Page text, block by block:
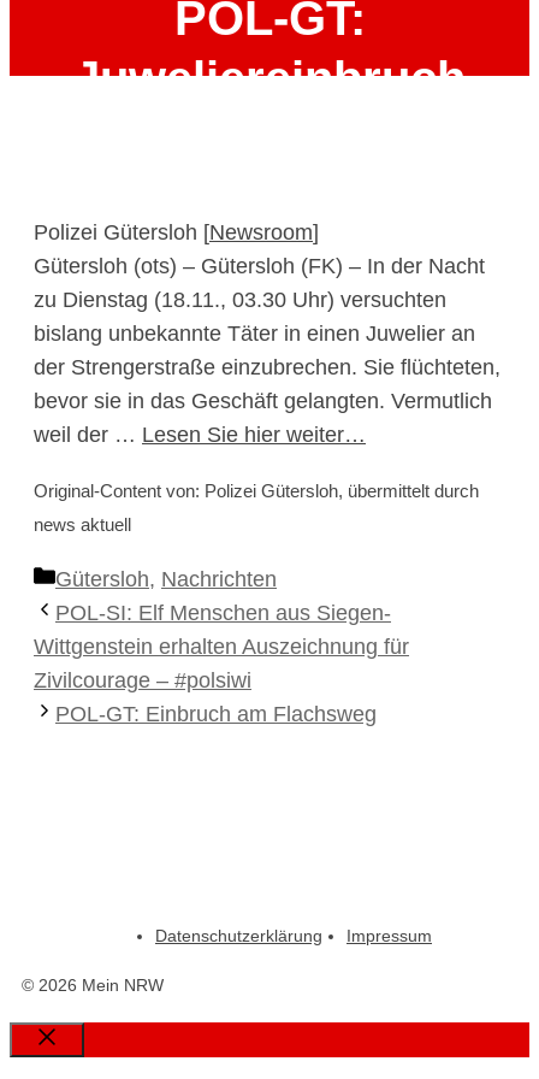
POL-GT:
Juweliereinbruch
Polizei Gütersloh [Newsroom]
Gütersloh (ots) – Gütersloh (FK) – In der Nacht
zu Dienstag (18.11., 03.30 Uhr) versuchten
bislang unbekannte Täter in einen Juwelier an
der Strengerstraße einzubrechen. Sie flüchteten,
bevor sie in das Geschäft gelangten. Vermutlich
weil der … Lesen Sie hier weiter…
Original-Content von: Polizei Gütersloh, übermittelt durch
news aktuell
Kategorien
Gütersloh, Nachrichten
POL-SI: Elf Menschen aus Siegen-
Wittgenstein erhalten Auszeichnung für
Zivilcourage – #polsiwi
POL-GT: Einbruch am Flachsweg
Datenschutzerklärung Impressum
© 2026 Mein NRW
Close